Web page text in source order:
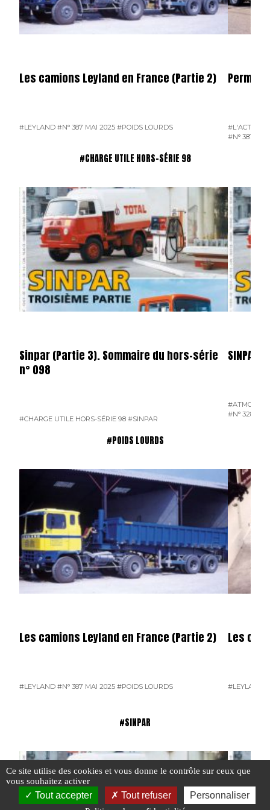
Les camions Leyland en France (Partie 2)
#LEYLAND #N° 387 MAI 2025 #POIDS LOURDS
Permier
#N° 387 MAI
#CHARGE UTILE HORS-SÉRIE 98
Sinpar (Partie 3). Sommaire du hors-série
n° 098
#CHARGE UTILE HORS-SÉRIE 98 #SINPAR
SINPAR
#N° 328
#POIDS LOURDS
Les camions Leyland en France (Partie 2)
#LEYLAND #N° 387 MAI 2025 #POIDS LOURDS
Les
#LEYLAND
#SINPAR
Ce site utilise des cookies et vous donne le contrôle sur ceux que
vous souhaitez activer
Tout accepter Tout refuser Personnaliser